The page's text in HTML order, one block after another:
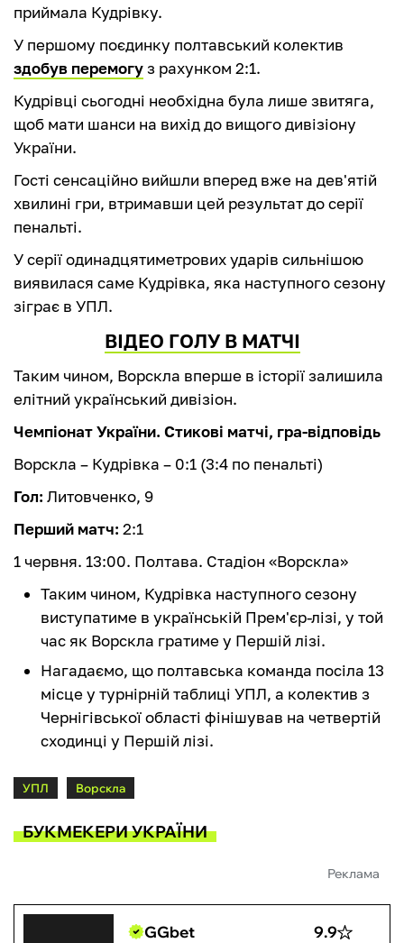
приймала Кудрівку.
У першому поєдинку полтавський колектив
здобув перемогуз рахунком 2:1.
Кудрівці сьогодні необхідна була лише звитяга,
щоб мати шанси на вихід до вищого дивізіону
України.
Гості сенсаційно вийшли вперед вже на дев'ятій
хвилині гри, втримавши цей результат до серії
пенальті.
У серії одинадцятиметрових ударів сильнішою
виявилася саме Кудрівка, яка наступного сезону
зіграє в УПЛ.
ВІДЕО ГОЛУ В МАТЧІ
Таким чином, Ворскла вперше в історії залишила
елітний український дивізіон.
Чемпіонат України. Стикові матчі, гра-відповідь
Ворскла – Кудрівка – 0:1 (3:4 по пенальті)
Гол: Литовченко, 9
Перший матч: 2:1
1 червня. 13:00. Полтава. Стадіон «Ворскла»
Таким чином, Кудрівка наступного сезону
виступатиме в українській Прем'єр-лізі, у той
час як Ворскла гратиме у Першій лізі.
Нагадаємо, що полтавська команда посіла 13
місце у турнірній таблиці УПЛ, а колектив з
Чернігівської області фінішував на четвертій
сходинці у Першій лізі.
УПЛ Ворскла
БУКМЕКЕРИ УКРАЇНИ
Реклама
GGbet 9.9